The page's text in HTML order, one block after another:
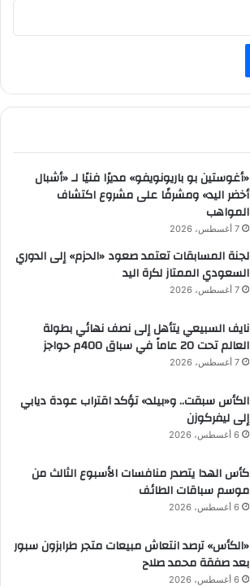
«أغوستين بو باريونويفو» مديرًا فنيًا لـ «أشبال
أخضر اليد» ومشرفًا على مشروع اكتشاف
المواهب
7 أغسطس، 2026
لجنة المسابقات تعتمد صعود «الحزم» إلى الدوري
السعودي الممتاز لكرة اليد
7 أغسطس، 2026
نايف السبيعي يتأهل إلى نصف نهائي بطولة
العالم تحت 20 عاماً في سباق 400م حواجز
7 أغسطس، 2026
الكأس سبقت.. و«بيلد» تؤكد اقتراب عودة ديابي
إلى ليفركوزن
6 أغسطس، 2026
كأس الهدا يتصدر منافسات الأسبوع الثالث من
موسم سباقات الطائف
6 أغسطس، 2026
«الكأس» ترصد انتعاش مبيعات متجر طرابزون سبور
بعد صفقة محمد صلاح
6 أغسطس، 2026